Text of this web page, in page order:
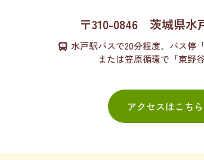
〒310-0846 茨城県水
水戸駅バスで20分程度、 バス停
または笠原循環で「東野
アクセスはこちら